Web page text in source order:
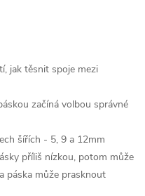
jak těsnit spoje mezi
začíná volbou správné
šířích - 5, 9 a 12mm
příliš nízkou, potom může
páska může prasknout